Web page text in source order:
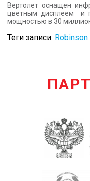
Вертолет оснащен
цветным дисплеем и
мощностью в 30
Теги записи: